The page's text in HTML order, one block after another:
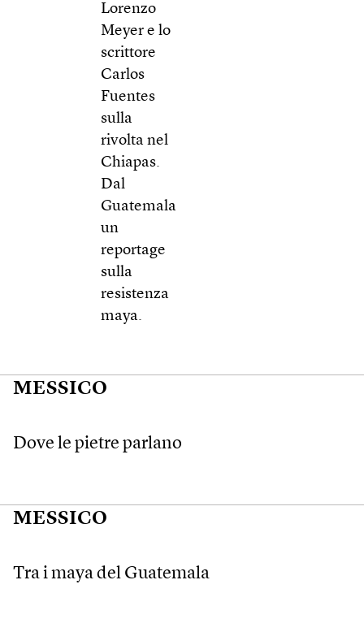
Lorenzo
Meyer e lo
scrittore
Carlos
Fuentes
sulla
rivolta nel
Chiapas.
Dal
Guatemala
un
reportage
sulla
resistenza
maya.
MESSICO
Dove le pietre parlano
MESSICO
Tra i maya del Guatemala